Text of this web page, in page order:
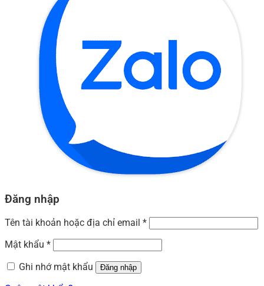
Đăng nhập
Tên tài khoản hoặc địa chỉ email *
Mật khẩu *
Ghi nhớ mật khẩu
Đăng nhập